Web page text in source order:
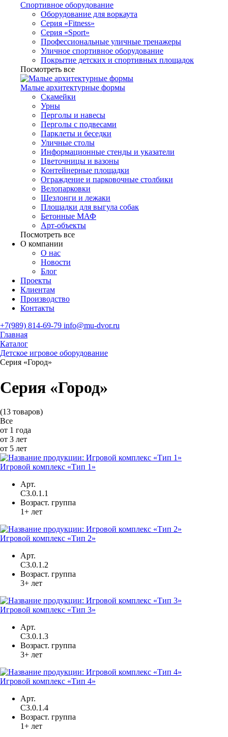
Спортивное оборудование
Оборудование для воркаута
Серия «Fitness»
Серия «Sport»
Профессиональные уличные тренажеры
Уличное спортивное оборудование
Покрытие детских и спортивных площадок
Посмотреть все
Малые архитектурные формы
Скамейки
Урны
Перголы и навесы
Перголы с подвесами
Парклеты и беседки
Уличные столы
Информационные стенды и указатели
Цветочницы и вазоны
Контейнерные площадки
Ограждение и парковочные столбики
Велопарковки
Шезлонги и лежаки
Площадки для выгула собак
Бетонные МАФ
Арт-объекты
Посмотреть все
О компании
О нас
Новости
Блог
Проекты
Клиентам
Производство
Контакты
+7(989) 814-69-79 info@mu-dvor.ru
Главная
Каталог
Детское игровое оборудование
Серия «Город»
Серия «Город»
(13 товаров)
Все
от 1 года
от 3 лет
от 5 лет
Игровой комплекс «Тип 1»
Арт.
С3.0.1.1
Возраст. группа
1+ лет
Игровой комплекс «Тип 2»
Арт.
С3.0.1.2
Возраст. группа
3+ лет
Игровой комплекс «Тип 3»
Арт.
С3.0.1.3
Возраст. группа
3+ лет
Игровой комплекс «Тип 4»
Арт.
С3.0.1.4
Возраст. группа
1+ лет